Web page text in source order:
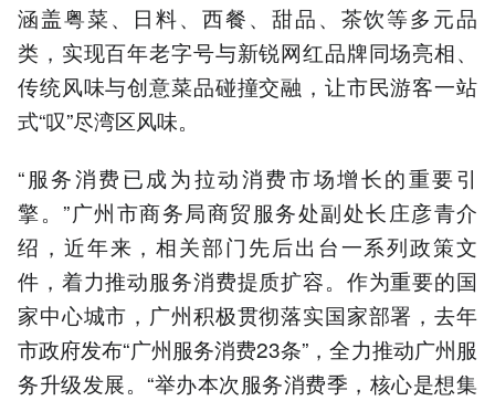
涵盖粤菜、日料、西餐、甜品、茶饮等多元品
类，实现百年老字号与新锐网红品牌同场亮相、
传统风味与创意菜品碰撞交融，让市民游客一站
式“叹”尽湾区风味。
“服务消费已成为拉动消费市场增长的重要引
擎。”广州市商务局商贸服务处副处长庄彦青介
绍，近年来，相关部门先后出台一系列政策文
件，着力推动服务消费提质扩容。作为重要的国
家中心城市，广州积极贯彻落实国家部署，去年
市政府发布“广州服务消费23条”，全力推动广州服
务升级发展。“举办本次服务消费季，核心是想集